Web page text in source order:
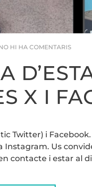
HI HA COMENTARISA
DEIXA
A
LES
X I
Twitter) i
Us
contacte i estar al